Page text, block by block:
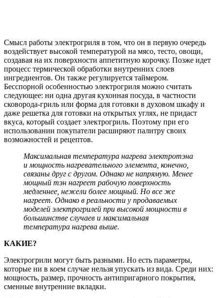
Смысл работы электрогриля в том, что он в первую очередь
воздействует высокой температурой на мясо, тесто, овощи,
создавая на их поверхности аппетитную корочку. Позже идет
процесс термической обработки внутренних слоев
ингредиентов. Он также регулируется таймером.
Бесспорной особенностью электрогриля можно считать
следующее: ни одна другая кухонная посуда, в частности
сковорода-гриль или форма для готовки в духовом шкафу и
даже решетка для готовки на открытых углях, не придаст
вкуса, который создает электрогриль. Поэтому при его
использовании покупатели расширяют палитру своих
возможностей и рецептов.
Максимальная температура нагрева электротэна
и мощность нагревательного элемента, конечно,
связаны друг с другом. Однако не напрямую. Менее
мощный тэн нагреет рабочую поверхность
медленнее, нежели более мощный. Но все же
нагреет. Однако в реальности у продаваемых
моделей электрогрилей при высокой мощности в
большинстве случаев и максимальная
температура нагрева выше.
КАКИЕ?
Электрогрили могут быть разными. Но есть параметры,
которые ни в коем случае нельзя упускать из вида. Среди них:
мощность, размер, прочность антипригарного покрытия,
сменные внутренние вкладки.